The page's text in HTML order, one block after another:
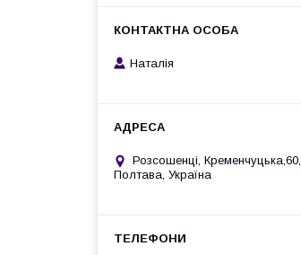
Наталія
Розсошенці, Кременчуцька,60,
Полтава, Україна